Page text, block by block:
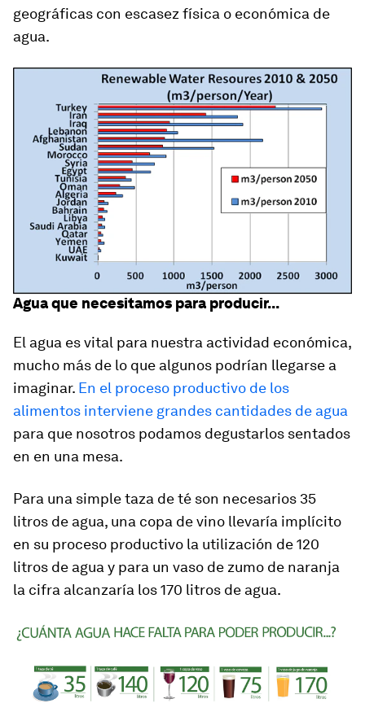
geográficas con escasez física o económica de
agua.
Agua que necesitamos para producir...
El agua es vital para nuestra actividad económica,
mucho más de lo que algunos podrían llegarse a
imaginar. En el proceso productivo de los
alimentos interviene grandes cantidades de agua
para que nosotros podamos degustarlos sentados
en en una mesa.
Para una simple taza de té son necesarios 35
litros de agua, una copa de vino llevaría implícito
en su proceso productivo la utilización de 120
litros de agua y para un vaso de zumo de naranja
la cifra alcanzaría los 170 litros de agua.